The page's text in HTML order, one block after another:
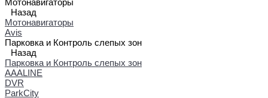
Мотонавигаторы
Назад
Мотонавигаторы
Avis
Парковка и Контроль слепых зон
Назад
Парковка и Контроль слепых зон
AAALINE
DVR
ParkCity